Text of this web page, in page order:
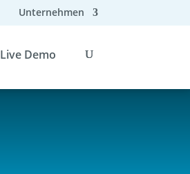
Unternehmen
Live Demo